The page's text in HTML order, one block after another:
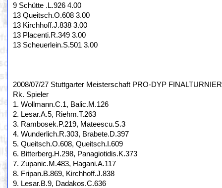
9 Schütte .L.926 4.00
13 Queitsch.O.608 3.00
13 Kirchhoff.J.838 3.00
13 Placenti.R.349 3.00
13 Scheuerlein.S.501 3.00
2008/07/27 Stuttgarter Meisterschaft PRO-DYP
Rk. Spieler
1. Wollmann.C.1, Balic.M.126
2. Lesar.A.5, Riehm.T.263
3. Rambosek.P.219, Mateescu.S.3
4. Wunderlich.R.303, Brabete.D.397
5. Queitsch.O.608, Queitsch.I.609
6. Bitterberg.H.298, Panagiotidis.K.373
7. Zupanic.M.483, Hagani.A.117
8. Fripan.B.869, Kirchhoff.J.838
9. Lesar.B.9, Dadakos.C.636